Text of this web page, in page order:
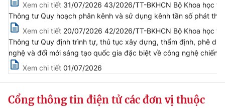
Xem chi tiết 31/07/2026 43/2026/TT-BKHCN Bộ Khoa học
Thông tư Quy hoạch phân kênh và sử dụng kênh tần số phát
Xem chi tiết 20/07/2026 42/2026/TT-BKHCN Bộ Khoa học
Thông tư Quy định trình tự, thủ tục xây dựng, thẩm định, phê
nghệ và đổi mới sáng tạo quốc gia đặc biệt về công nghệ chiến
Xem chi tiết 01/07/2026
Cổng thông tin điện tử các đơn vị thuộc